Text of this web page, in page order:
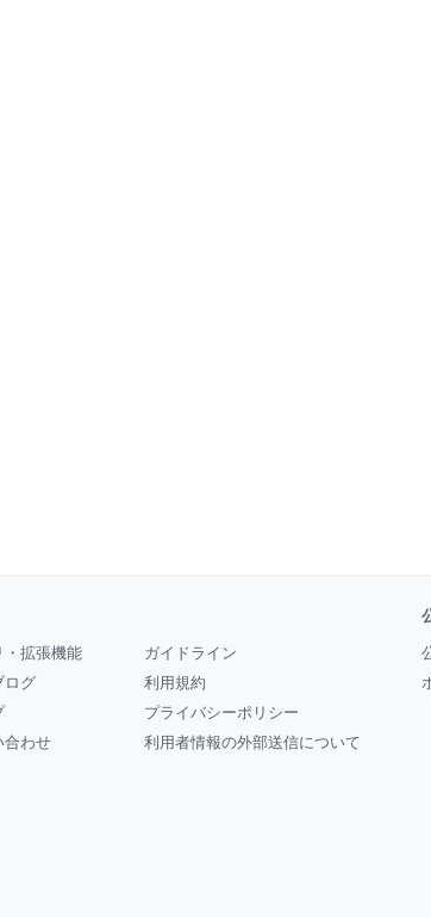
・拡張機能
ログ
合わせ
ガイドライン
利用規約
プライバシーポリシー
利用者情報の外部送信について